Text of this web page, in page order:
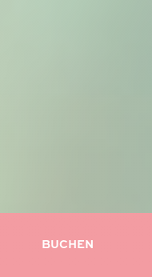
BUCHEN